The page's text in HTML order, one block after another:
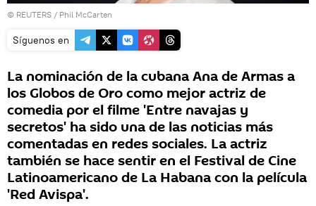
© REUTERS / Phil McCarten
Síguenos en
La nominación de la cubana Ana de Armas a
los Globos de Oro como mejor actriz de
comedia por el filme 'Entre navajas y
secretos' ha sido una de las noticias más
comentadas en redes sociales. La actriz
también se hace sentir en el Festival de Cine
Latinoamericano de La Habana con la película
'Red Avispa'.